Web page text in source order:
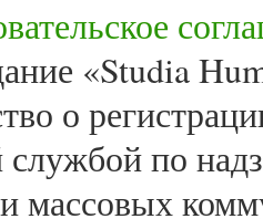
«Studia
о
по
массовых